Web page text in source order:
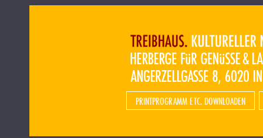
PRINTPROGRAMM ETC. DOWNLOADEN